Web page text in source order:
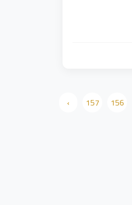
156
157
›